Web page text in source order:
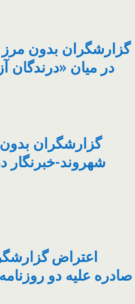
گزارشگران بدون مرز
در میان «درندگان
شهروند-خبرنگار
اعتراض
صادره علیه دو